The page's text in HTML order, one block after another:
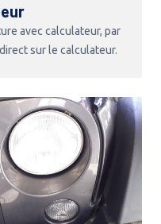
avec calculateur, par
sur le calculateur.